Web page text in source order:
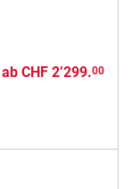
ab CHF 2’299.00